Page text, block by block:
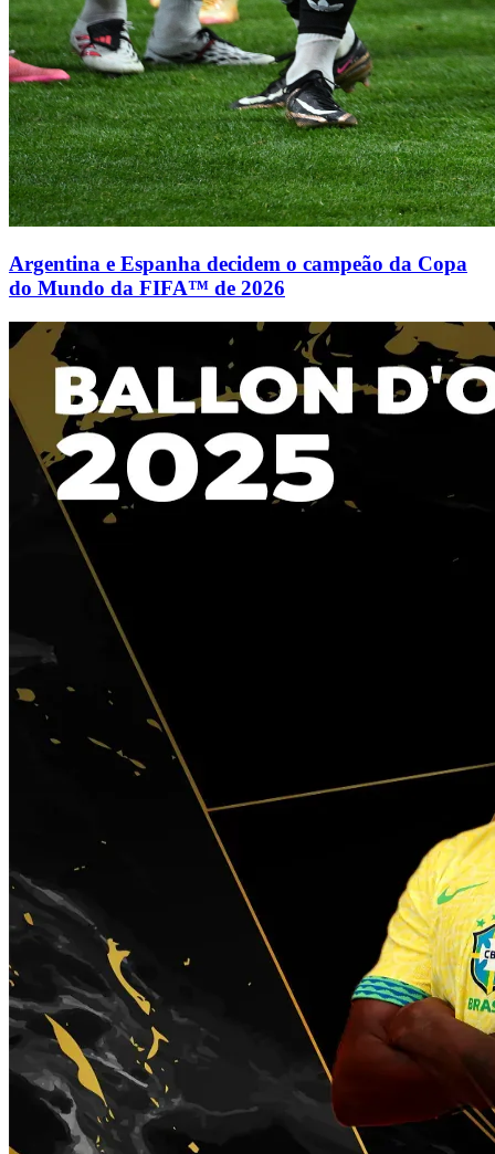
Argentina e Espanha decidem o campeão da Copa
do Mundo da FIFA™ de 2026